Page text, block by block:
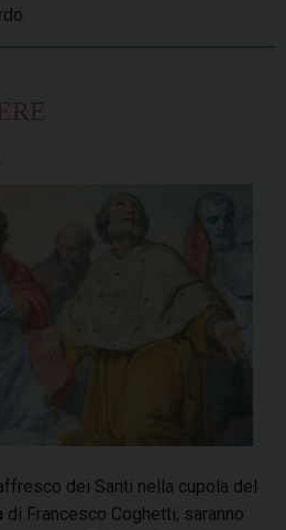
dei Santi nella cupola del
di Francesco Coghetti, saranno